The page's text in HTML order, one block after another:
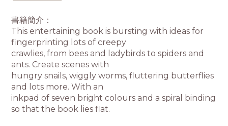
書籍簡介：
This entertaining book is bursting with ideas for
fingerprinting lots of creepy
crawlies, from bees and ladybirds to spiders and
ants. Create scenes with
hungry snails, wiggly worms, fluttering butterflies
and lots more. With an
inkpad of seven bright colours and a spiral binding
so that the book lies flat.